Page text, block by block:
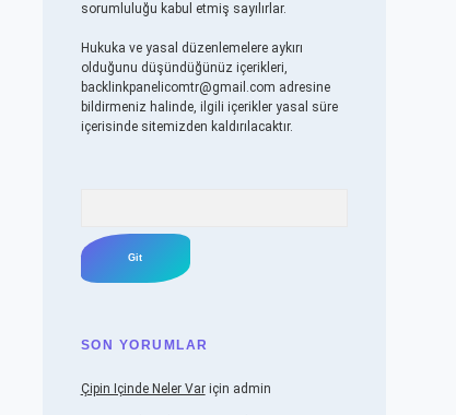
sorumluluğu kabul etmiş sayılırlar.
Hukuka ve yasal düzenlemelere aykırı
olduğunu düşündüğünüz içerikleri,
backlinkpanelicomtr@gmail.com adresine
bildirmeniz halinde, ilgili içerikler yasal süre
içerisinde sitemizden kaldırılacaktır.
SON YORUMLAR
Çipin Içinde Neler Variçin admin